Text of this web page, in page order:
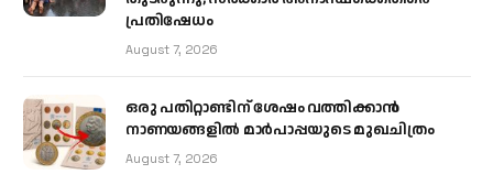
പ്രതിഷേധം
August 7, 2026
ഒരു പതിറ്റാണ്ടിന് ശേഷം വത്തിക്കാൻ
നാണയങ്ങളിൽ മാർപാപ്പയുടെ മുഖചിത്രം
August 7, 2026